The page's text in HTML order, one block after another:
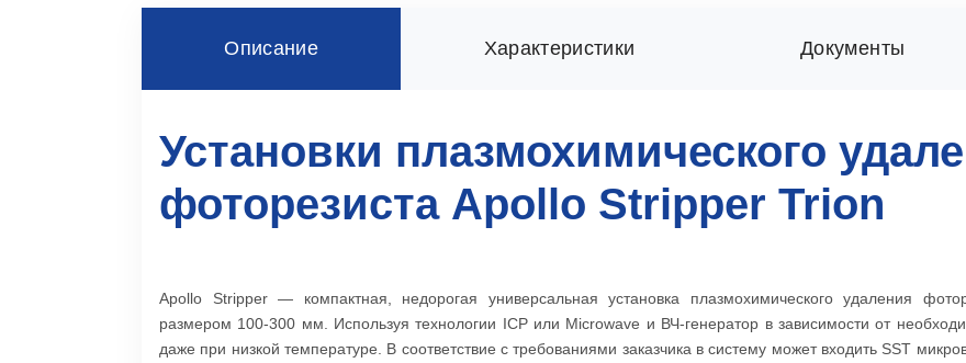
Описание Характеристики Документы
Установки плазмохимического
фоторезиста Apollo Stripper Trion
Apollo Stripper — компактная, недорогая универсальная установка плазмохимического удаления
размером 100-300 мм. Используя технологии ICP или Microwave и ВЧ-генератор в зависимости от
даже при низкой температуре. В соответствие с требованиями заказчика в систему может входить SST